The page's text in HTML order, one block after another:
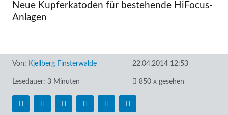
Neue Kupferkatoden für bestehende HiFocus-
Anlagen
Von: Kjellberg Finsterwalde 22.04.2014 12:53
Lesedauer: 3 Minuten 850 x gesehen